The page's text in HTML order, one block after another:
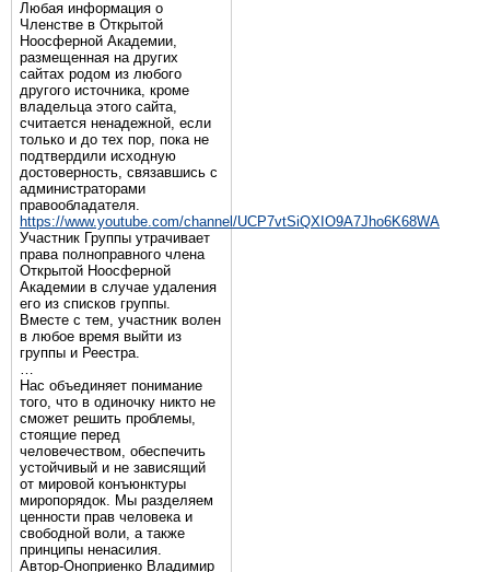
Любая информация о
Членстве в Открытой
Ноосферной Академии,
размещенная на других
сайтах родом из любого
другого источника, кроме
владельца этого сайта,
считается ненадежной, если
только и до тех пор, пока не
подтвердили исходную
достоверность, связавшись с
администраторами
правообладателя.
https://www.youtube.com/channel/UCP7vtSiQXIO9A7Jho6K68WA
Участник Группы утрачивает
права полноправного члена
Открытой Ноосферной
Академии в случае удаления
его из списков группы.
Вместе с тем, участник волен
в любое время выйти из
группы и Реестра.
…
Нас объединяет понимание
того, что в одиночку никто не
сможет решить проблемы,
стоящие перед
человечеством, обеспечить
устойчивый и не зависящий
от мировой конъюнктуры
миропорядок. Мы разделяем
ценности прав человека и
свободной воли, а также
принципы ненасилия.
Автор-Оноприенко Владимир